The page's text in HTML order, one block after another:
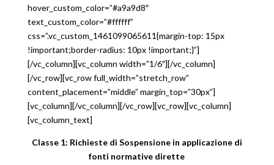
hover_custom_color=”#a9a9d8″
text_custom_color=”#ffffff”
css=”.vc_custom_1461099065611{margin-top: 15px
!important;border-radius: 10px !important;}”]
[/vc_column][vc_column width=”1/6″][/vc_column]
[/vc_row][vc_row full_width=”stretch_row”
content_placement=”middle” margin_top=”30px”]
[vc_column][/vc_column][/vc_row][vc_row][vc_column]
[vc_column_text]
Classe 1: Richieste di Sospensione in applicazione di
fonti normative dirette